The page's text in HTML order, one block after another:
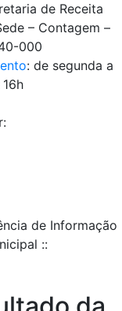
de Receita
– Contagem –
000
: de segunda a
de Informação
::